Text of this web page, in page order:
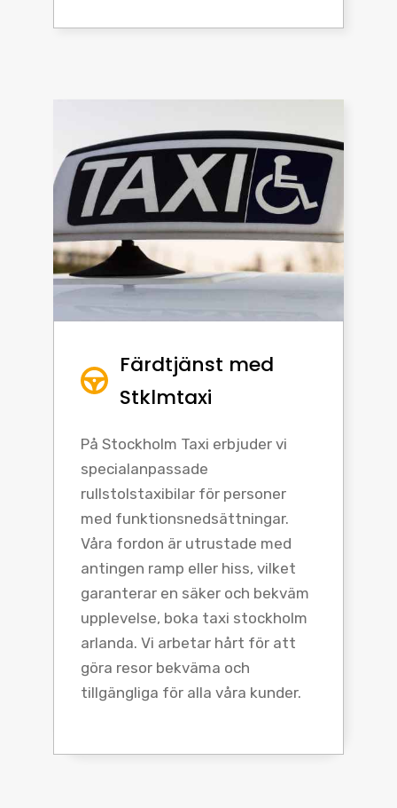
Färdtjänst med
Stklmtaxi
På Stockholm Taxi erbjuder vi
specialanpassade
rullstolstaxibilar för personer
med funktionsnedsättningar.
Våra fordon är utrustade med
antingen ramp eller hiss, vilket
garanterar en säker och bekväm
upplevelse, boka taxi stockholm
arlanda. Vi arbetar hårt för att
göra resor bekväma och
tillgängliga för alla våra kunder.